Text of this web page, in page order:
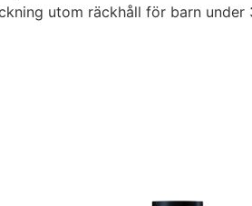
utom räckhåll för barn under